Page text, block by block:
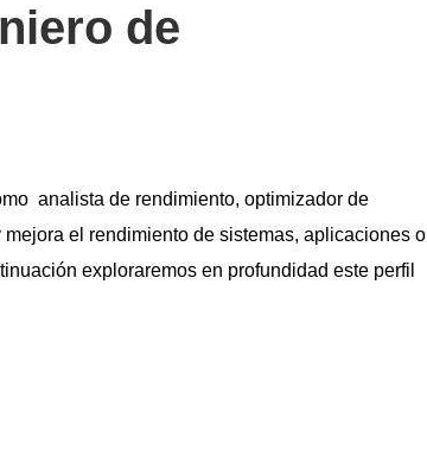
de
analista de rendimiento, optimizador de
el rendimiento de sistemas, aplicaciones o
exploraremos en profundidad este perfil